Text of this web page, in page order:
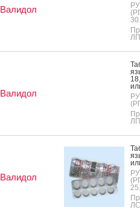
Валидол
Валидол
Валидол